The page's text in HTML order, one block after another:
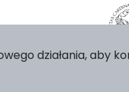
działania, aby